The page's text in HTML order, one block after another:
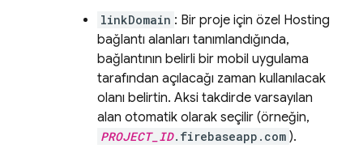
linkDomain : Bir proje için özel Hosting
bağlantı alanları tanımlandığında,
bağlantının belirli bir mobil uygulama
tarafından açılacağı zaman kullanılacak
olanı belirtin. Aksi takdirde varsayılan
alan otomatik olarak seçilir (örneğin,
PROJECT_ID.firebaseapp.com ).